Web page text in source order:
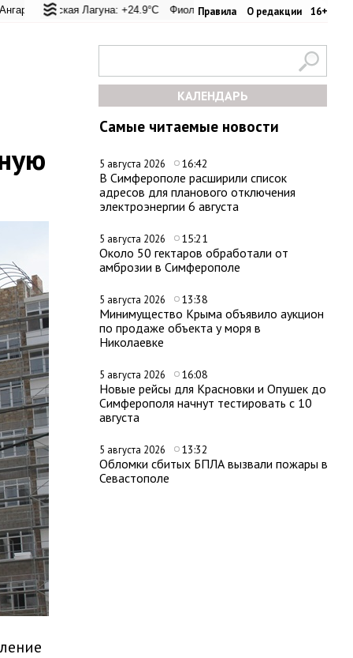
Правила О редакции 16+
Лагуна: +24.9°C Фиолент: +25.6°C Казачья бухта: +25.4°C
+22.8°C Евпатория: +24.5°C Керчь: +28°C Никитский сад:
КАЛЕНДАРЬ
Самые читаемые новости
5 августа 2026 16:42
В Симферополе расширили список
адресов для планового отключения
электроэнергии 6 августа
5 августа 2026 15:21
Около 50 гектаров обработали от
амброзии в Симферополе
5 августа 2026 13:38
Минимущество Крыма объявило аукцион
по продаже объекта у моря в
Николаевке
5 августа 2026 16:08
Новые рейсы для Красновки и Опушек до
Симферополя начнут тестировать с 10
августа
5 августа 2026 13:32
Обломки сбитых БПЛА вызвали пожары в
Севастополе